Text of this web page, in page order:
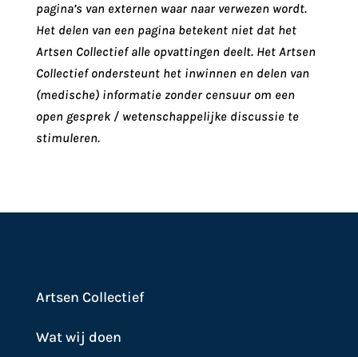
pagina’s van externen waar naar verwezen wordt.
Het delen van een pagina betekent niet dat het
Artsen Collectief alle opvattingen deelt. Het Artsen
Collectief ondersteunt het inwinnen en delen van
(medische) informatie zonder censuur om een
open gesprek / wetenschappelijke discussie te
stimuleren.
Artsen Collectief
Wat wij doen